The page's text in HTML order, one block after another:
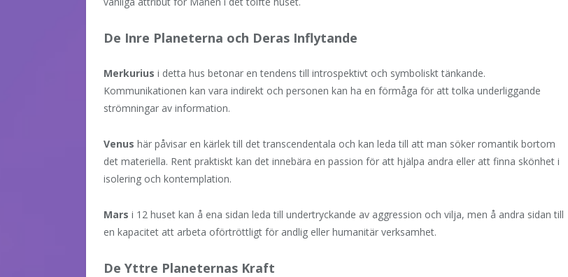
De Inre Planeterna och Deras Inflytande
Merkurius i detta hus betonar en tendens till introspektivt och symboliskt tänkande.
Kommunikationen kan vara indirekt och personen kan ha en förmåga för att tolka underliggande
strömningar av information.
Venus här påvisar en kärlek till det transcendentala och kan leda till att man söker romantik bortom
det materiella. Rent praktiskt kan det innebära en passion för att hjälpa andra eller att finna skönhet i
isolering och kontemplation.
Mars i 12 huset kan å ena sidan leda till undertryckande av aggression och vilja, men å andra sidan till
en kapacitet att arbeta oförtröttligt för andlig eller humanitär verksamhet.
De Yttre Planeternas Kraft